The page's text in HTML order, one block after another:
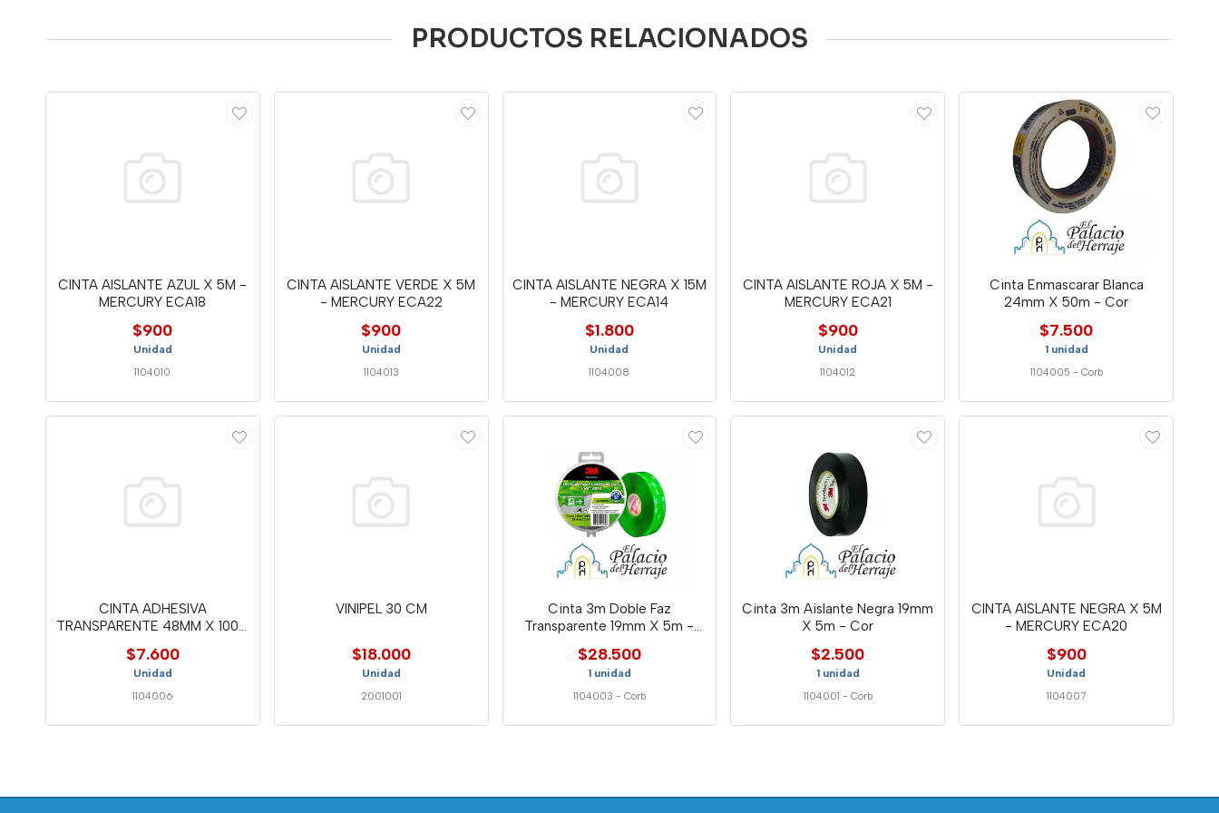
PRODUCTOS RELACIONADOS
CINTA AISLANTE AZUL X 5M -
MERCURY ECA18
$900
Unidad
1104010
CINTA AISLANTE VERDE X 5M
- MERCURY ECA22
$900
Unidad
1104013
CINTA AISLANTE NEGRA X 15M
- MERCURY ECA14
$1.800
Unidad
1104008
CINTA AISLANTE ROJA X 5M -
MERCURY ECA21
$900
Unidad
1104012
Cinta Enmascarar Blanca
24mm X 50m - Cor
$7.500
1 unidad
1104005 - Corb
CINTA ADHESIVA
TRANSPARENTE 48MM X 100M
$7.600
Unidad
1104006
VINIPEL 30 CM
$18.000
Unidad
2001001
Cinta 3m Doble Faz
Transparente 19mm X 5m -
$28.500
1 unidad
1104003 - Corb
Cinta 3m Aislante Negra 19mm
X 5m - Cor
$2.500
1 unidad
1104001 - Corb
CINTA AISLANTE NEGRA X 5M
- MERCURY ECA20
$900
Unidad
1104007